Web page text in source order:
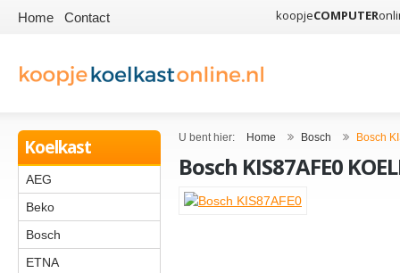
Home Contact koopjeCOMPUTER
Koelkast
AEG
Beko
Bosch
ETNA
U bent hier: Home Bosch Bosch
Bosch KIS87AFE0